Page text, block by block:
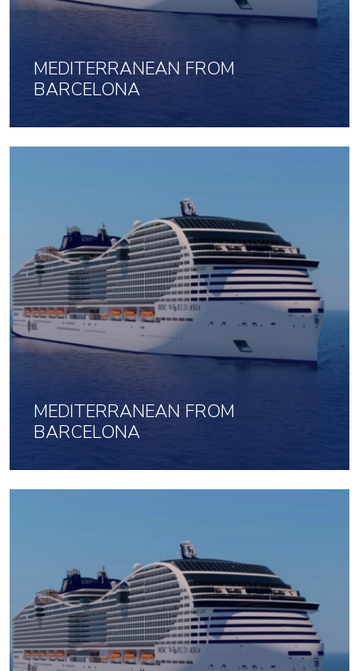
MEDITERRANEAN FROM
BARCELONA
MEDITERRANEAN FROM
BARCELONA